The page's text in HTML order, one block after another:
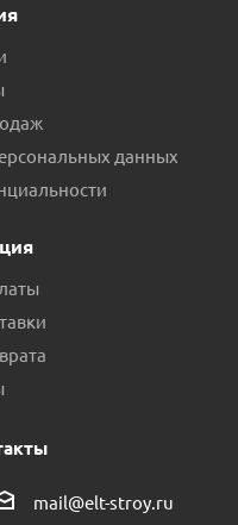
данных
mail@elt-stroy.ru